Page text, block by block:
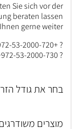
Sie sich vor der
beraten lassen?
gerne weiter.
? +972-53-2000-720
? WhatsApp: +972-53-2000-730
בחר את גודל
מוצרים